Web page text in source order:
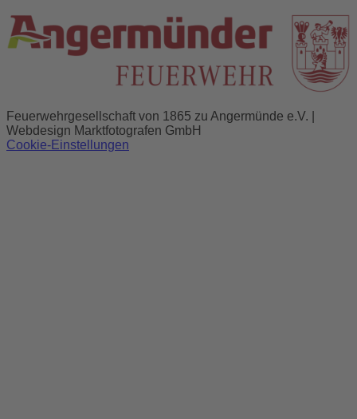
Feuerwehrgesellschaft von 1865 zu Angermünde e.V. |
Webdesign Marktfotografen GmbH
Cookie-Einstellungen